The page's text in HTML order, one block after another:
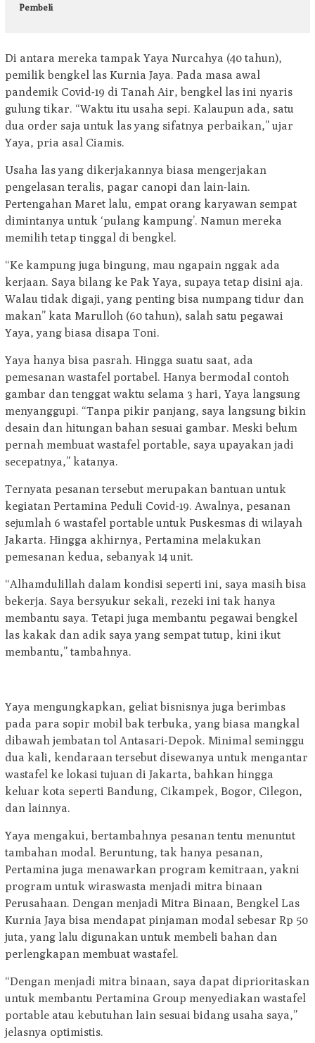
Pembeli
Di antara mereka tampak Yaya Nurcahya (40 tahun),
pemilik bengkel las Kurnia Jaya. Pada masa awal
pandemik Covid-19 di Tanah Air, bengkel las ini nyaris
gulung tikar. “Waktu itu usaha sepi. Kalaupun ada, satu
dua order saja untuk las yang sifatnya perbaikan,” ujar
Yaya, pria asal Ciamis.
Usaha las yang dikerjakannya biasa mengerjakan
pengelasan teralis, pagar canopi dan lain-lain.
Pertengahan Maret lalu, empat orang karyawan sempat
dimintanya untuk ‘pulang kampung’. Namun mereka
memilih tetap tinggal di bengkel.
“Ke kampung juga bingung, mau ngapain nggak ada
kerjaan. Saya bilang ke Pak Yaya, supaya tetap disini aja.
Walau tidak digaji, yang penting bisa numpang tidur dan
makan” kata Marulloh (60 tahun), salah satu pegawai
Yaya, yang biasa disapa Toni.
Yaya hanya bisa pasrah. Hingga suatu saat, ada
pemesanan wastafel portabel. Hanya bermodal contoh
gambar dan tenggat waktu selama 3 hari, Yaya langsung
menyanggupi. “Tanpa pikir panjang, saya langsung bikin
desain dan hitungan bahan sesuai gambar. Meski belum
pernah membuat wastafel portable, saya upayakan jadi
secepatnya,” katanya.
Ternyata pesanan tersebut merupakan bantuan untuk
kegiatan Pertamina Peduli Covid-19. Awalnya, pesanan
sejumlah 6 wastafel portable untuk Puskesmas di wilayah
Jakarta. Hingga akhirnya, Pertamina melakukan
pemesanan kedua, sebanyak 14 unit.
“Alhamdulillah dalam kondisi seperti ini, saya masih bisa
bekerja. Saya bersyukur sekali, rezeki ini tak hanya
membantu saya. Tetapi juga membantu pegawai bengkel
las kakak dan adik saya yang sempat tutup, kini ikut
membantu,” tambahnya.
Yaya mengungkapkan, geliat bisnisnya juga berimbas
pada para sopir mobil bak terbuka, yang biasa mangkal
dibawah jembatan tol Antasari-Depok. Minimal seminggu
dua kali, kendaraan tersebut disewanya untuk mengantar
wastafel ke lokasi tujuan di Jakarta, bahkan hingga
keluar kota seperti Bandung, Cikampek, Bogor, Cilegon,
dan lainnya.
Yaya mengakui, bertambahnya pesanan tentu menuntut
tambahan modal. Beruntung, tak hanya pesanan,
Pertamina juga menawarkan program kemitraan, yakni
program untuk wiraswasta menjadi mitra binaan
Perusahaan. Dengan menjadi Mitra Binaan, Bengkel Las
Kurnia Jaya bisa mendapat pinjaman modal sebesar Rp 50
juta, yang lalu digunakan untuk membeli bahan dan
perlengkapan membuat wastafel.
“Dengan menjadi mitra binaan, saya dapat diprioritaskan
untuk membantu Pertamina Group menyediakan wastafel
portable atau kebutuhan lain sesuai bidang usaha saya,”
jelasnya optimistis.